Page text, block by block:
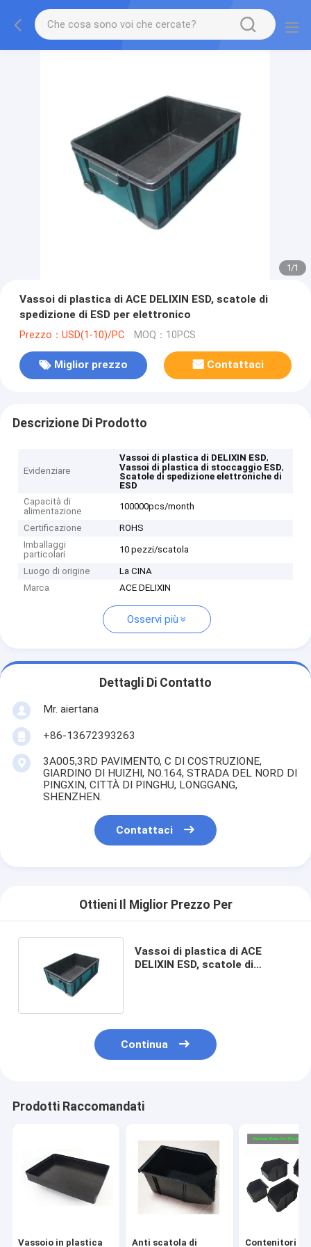
1/1
Vassoi di plastica di ACE DELIXIN ESD, scatole di
spedizione di ESD per elettronico
Prezzo：USD(1-10)/PC MOQ：10PCS
Miglior prezzo Contattaci
Descrizione Di Prodotto
Evidenziare
Vassoi di plastica di DELIXIN ESD,
Vassoi di plastica di stoccaggio ESD,
Scatole di spedizione elettroniche di
ESD
Capacità di
alimentazione
100000pcs/month
Certificazione
ROHS
Imballaggi
particolari
10 pezzi/scatola
Luogo di origine
La CINA
Marca
ACE DELIXIN
Osservi più
Dettagli Di Contatto
Mr. aiertana
+86-13672393263
3A005,3RD PAVIMENTO, C DI COSTRUZIONE,
GIARDINO DI HUIZHI, NO.164, STRADA DEL NORD DI
PINGXIN, CITTÀ DI PINGHU, LONGGANG,
SHENZHEN.
Contattaci
Ottieni Il Miglior Prezzo Per
Vassoi di plastica di ACE
DELIXIN ESD, scatole di
Continua
Prodotti Raccomandati
Vassoio in plastica Anti scatola di Contenitori di